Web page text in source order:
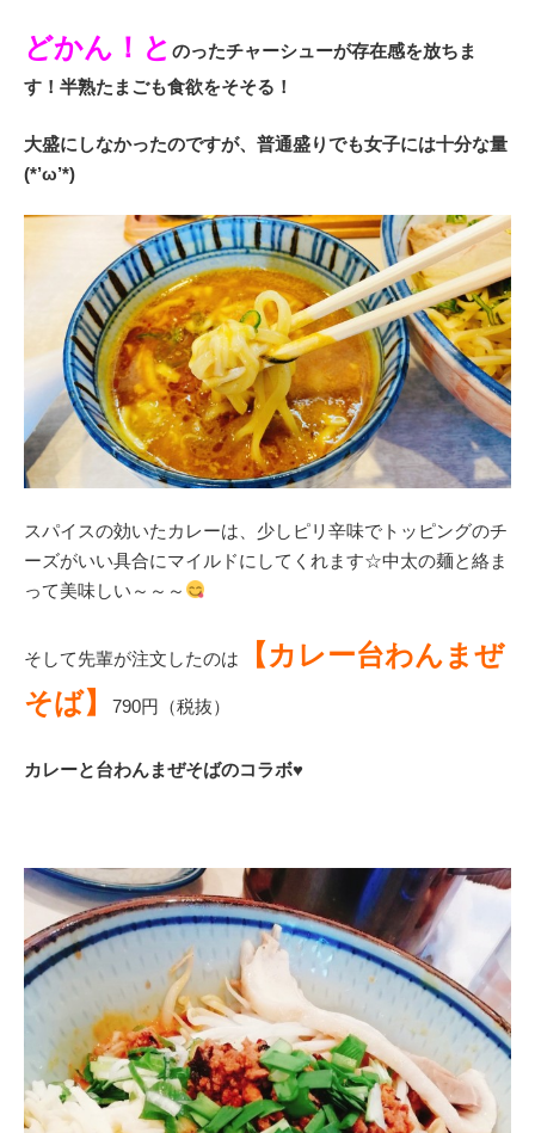
どかん！と のったチャーシューが存在感を放ちま
す！半熟たまごも食欲をそそる！
大盛にしなかったのですが、普通盛りでも女子には十分な量
(*’ω’*)
スパイスの効いたカレーは、少しピリ辛味でトッピングのチ
ーズがいい具合にマイルドにしてくれます☆中太の麺と絡ま
って美味しい～～～
そして先輩が注文したのは
【カレー台わんまぜ
そば】
790円（税抜）
カレーと台わんまぜそばのコラボ♥